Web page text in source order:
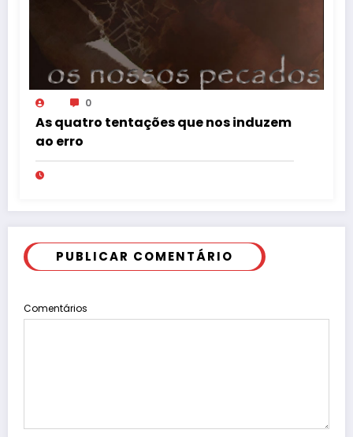
0
As quatro tentações que nos induzem
ao erro
PUBLICAR COMENTÁRIO
Comentários